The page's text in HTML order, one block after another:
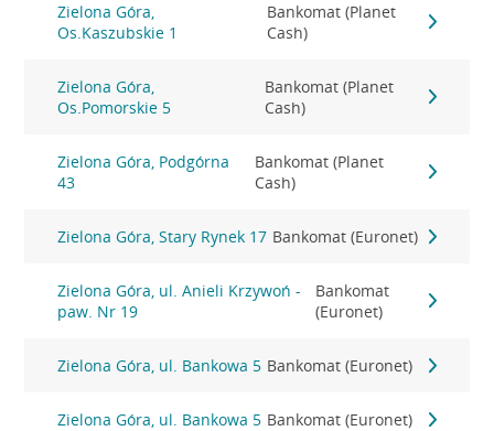
Zielona Góra,
Os.Kaszubskie 1
Bankomat (Planet
Cash)
Zielona Góra,
Os.Pomorskie 5
Bankomat (Planet
Cash)
Zielona Góra, Podgórna
43
Bankomat (Planet
Cash)
Zielona Góra, Stary Rynek 17 Bankomat (Euronet)
Zielona Góra, ul. Anieli Krzywoń -
paw. Nr 19
Bankomat
(Euronet)
Zielona Góra, ul. Bankowa 5 Bankomat (Euronet)
Zielona Góra, ul. Bankowa 5 Bankomat (Euronet)